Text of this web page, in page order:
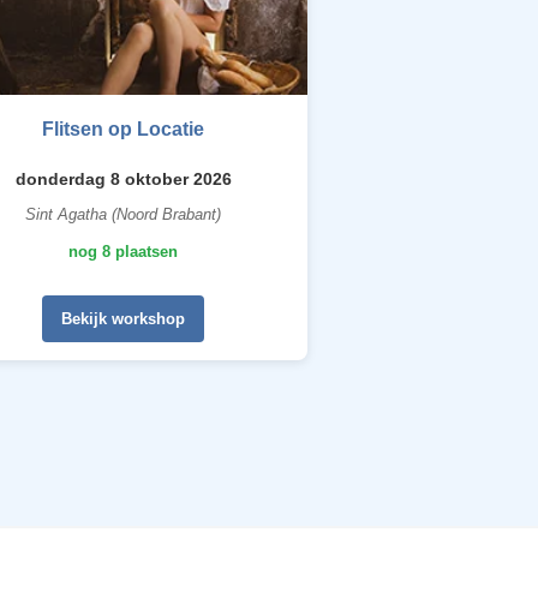
Flitsen op Locatie
donderdag 8 oktober 2026
Sint Agatha (Noord Brabant)
nog 8 plaatsen
Bekijk workshop